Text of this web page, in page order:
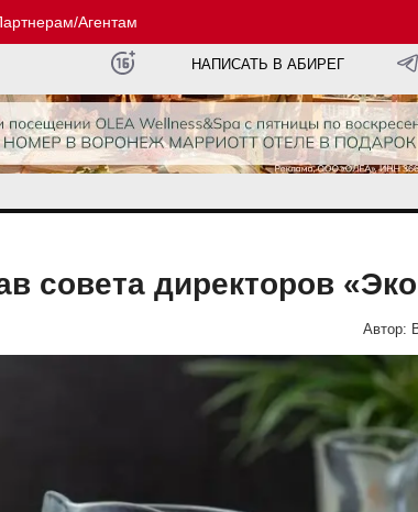
Агентам
НАПИСАТЬ В АБИРЕГ
совета директоров
Автор: